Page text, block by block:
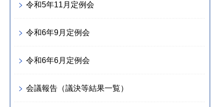
令和5年11月定例会
令和6年9月定例会
令和6年6月定例会
会議報告（議決等結果一覧）